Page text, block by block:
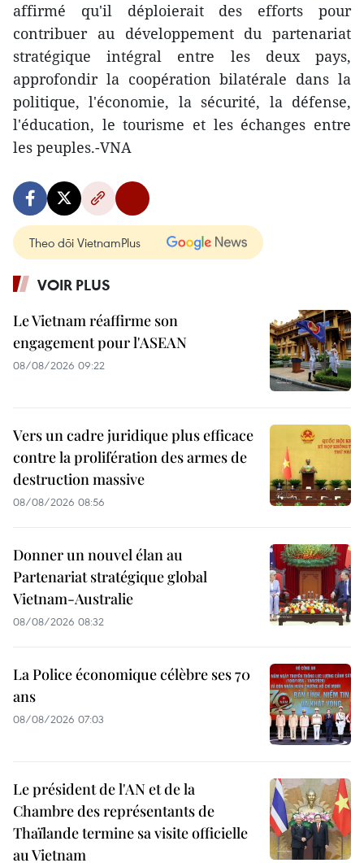
affirmé qu'il déploierait des efforts pour
contribuer au développement du partenariat
stratégique intégral entre les deux pays,
approfondir la coopération bilatérale dans la
politique, l'économie, la sécurité, la défense,
l'éducation, le tourisme et les échanges entre
les peuples.-VNA
Theo dõi VietnamPlus
VOIR PLUS
Le Vietnam réaffirme son
engagement pour l'ASEAN
08/08/2026 09:22
Vers un cadre juridique plus efficace
contre la prolifération des armes de
destruction massive
08/08/2026 08:56
Donner un nouvel élan au
Partenariat stratégique global
Vietnam-Australie
08/08/2026 08:32
La Police économique célèbre ses 70
ans
08/08/2026 07:03
Le président de l'AN et de la
Chambre des représentants de
Thaïlande termine sa visite officielle
au Vietnam